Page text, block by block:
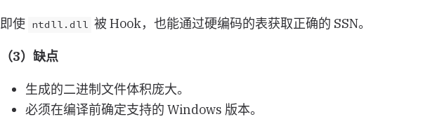
即使 ntdll.dll 被 Hook，也能通过硬编码的表获取正确的 SSN。
（3）缺点
生成的二进制文件体积庞大。
必须在编译前确定支持的 Windows 版本。